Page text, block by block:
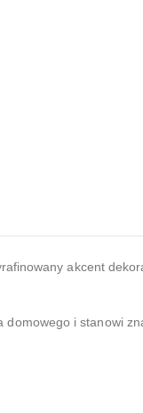
akcent
i stanowi